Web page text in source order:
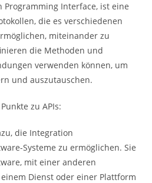
Programming Interface, ist eine
die es verschiedenen
miteinander zu
die Methoden und
verwenden können, um
und auszutauschen.
zu APIs:
die Integration
Systeme zu ermöglichen. Sie
mit einer anderen
Dienst oder einer Plattform